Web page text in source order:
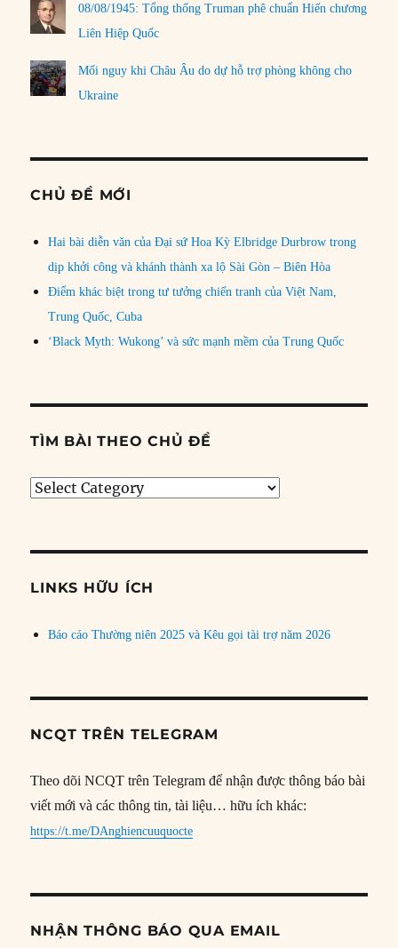
08/08/1945: Tổng thống Truman phê chuẩn Hiến chương
Liên Hiệp Quốc
Mối nguy khi Châu Âu do dự hỗ trợ phòng không cho
Ukraine
CHỦ ĐỀ MỚI
Hai bài diễn văn của Đại sứ Hoa Kỳ Elbridge Durbrow trong
dịp khởi công và khánh thành xa lộ Sài Gòn – Biên Hòa
Điểm khác biệt trong tư tưởng chiến tranh của Việt Nam,
Trung Quốc, Cuba
‘Black Myth: Wukong’ và sức mạnh mềm của Trung Quốc
TÌM BÀI THEO CHỦ ĐỀ
Tìm
đề
LINKS HỮU ÍCH
Báo cáo Thường niên 2025 và Kêu gọi tài trợ năm 2026
NCQT TRÊN TELEGRAM
Theo dõi NCQT trên Telegram để nhận được thông báo bài
viết mới và các thông tin, tài liệu… hữu ích khác:
https://t.me/DAnghiencuuquocte
NHẬN THÔNG BÁO QUA EMAIL